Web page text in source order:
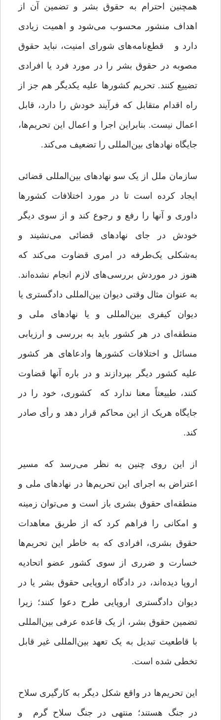
همچنین احترام به حقوق بشر و تضمین آن از
اهداف منشور محسوب می‌شود و اهمیت زیادی
دارد و قطع‌نامه‌های شورای امنیت، نباید حقوق
مصوبه در حقوق بشر را در مورد فرد یا افرادی
تضییع کنند. تحریم کشورها علیه یکدیگر هم جز از
راه اقدام متقابل که فرآیند خودش را دارد، قابل
اعمال نیست. بنابراین اجرا و اعمال این تحریم‌ها،
جایگاه نهادهای بین‌المللی را تضعیف می‌کند.
سازمان ملل از یک سو نهادهای بین‌المللی قضائی
ایجاد کرده است تا در مورد اختلافات کشورها
داوری و آنها را رفع و رجوع کند و از سوی دیگر
خودش در جای نهادهای قضائی می‌نشیند و
به‌شکلی یک‌طرفه در امری قضاوت می‌کند که
هنوز در موردش بررسی‌های لازم انجام نشده‌اند.
به عنوان مثال وقتی دیوان بین‌المللی دادگستری یا
دیوان کیفری بین‌المللی و یا نهادهای ملی و
منطقه‌ای در هر کشور باید به بررسی و ارزیابی
مسائل و اختلافات کشورها وادعاهای هر کشور
علیه کشور دیگر بپردازند و در باره آنها قضاوت
کنند، طبیعتاً معنا ندارد که کشوری، خود را در
جایگاه هریک از این محاکم قرار دهد و رأی صادر
کند.
از این روی چنین به نظر می‌رسد که مسیر
اعتراض به اجرای این تحریم‌ها در نهادهای ملی و
منطقه‌ای حقوق بشری باز است و می‌توان زمینه
و امکانی را فراهم کرد که از طریق معاهدات
حقوق بشری، افرادی که به خاطر این تحریم‌ها
خسارت و ضرری از سوی کشور عضو اتحادیه
اروپا دیده‌اند، در دادگاه اروپایی حقوق بشر یا در
دیوان دادگستری اروپایی طرح دعوا کنند؛ زیرا
تضمین حقوق بشر، از یک قاعده عرفی بین‌المللی
با قاطعیت تبدیل به یک تعهد بین‌المللی غیر قابل
تخطی شده است.
این تحریم‌ها در واقع شکل دیگر به کارگیری سلاح
در جنگ هستند؛ منتهی در جنگ سلاح گرم و